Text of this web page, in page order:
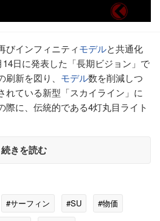
びインフィニティモデルと共通化
日に発表した「長期ビジョン」で
新を図り、 モデル数を削減しつ
れている新型「スカイライン」に
際に、伝統的である4灯丸目ライト
続きを読む
#サーフィン #SU
#物価